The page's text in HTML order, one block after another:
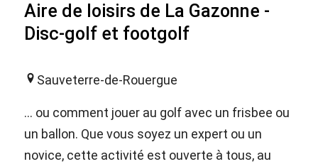
Aire de loisirs de La Gazonne -
Disc-golf et footgolf
Sauveterre-de-Rouergue
... ou comment jouer au golf avec un frisbee ou
un ballon. Que vous soyez un expert ou un
novice, cette activité est ouverte à tous, au